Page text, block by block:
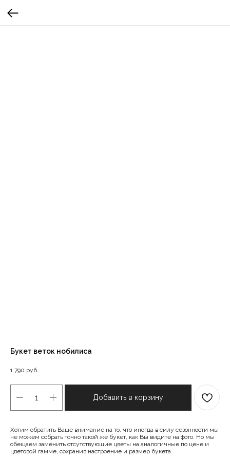
Букет веток нобилиса
1 790 руб.
Добавить в корзину
Хотим обратить Ваше внимание на то, что иногда в силу сезонности мы
не можем собрать точно такой же букет, как Вы видите на фото. Но мы
обещаем заменить отсутствующие цветы на аналогичные по цене и
цветовой гамме, сохранив настроение и размер букета.